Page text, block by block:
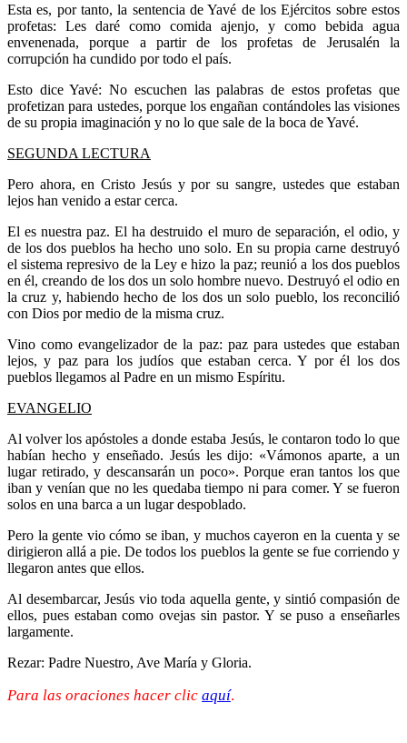
Esta es, por tanto, la sentencia de Yavé de los Ejércitos sobre estos
profetas: Les daré como comida ajenjo, y como bebida agua
envenenada, porque a partir de los profetas de Jerusalén la
corrupción ha cundido por todo el país.
Esto dice Yavé: No escuchen las palabras de estos profetas que
profetizan para ustedes, porque los engañan contándoles las visiones
de su propia imaginación y no lo que sale de la boca de Yavé.
SEGUNDA LECTURA
Pero ahora, en Cristo Jesús y por su sangre, ustedes que estaban
lejos han venido a estar cerca.
El es nuestra paz. El ha destruido el muro de separación, el odio, y
de los dos pueblos ha hecho uno solo. En su propia carne destruyó
el sistema represivo de la Ley e hizo la paz; reunió a los dos pueblos
en él, creando de los dos un solo hombre nuevo. Destruyó el odio en
la cruz y, habiendo hecho de los dos un solo pueblo, los reconcilió
con Dios por medio de la misma cruz.
Vino como evangelizador de la paz: paz para ustedes que estaban
lejos, y paz para los judíos que estaban cerca. Y por él los dos
pueblos llegamos al Padre en un mismo Espíritu.
EVANGELIO
Al volver los apóstoles a donde estaba Jesús, le contaron todo lo que
habían hecho y enseñado. Jesús les dijo: «Vámonos aparte, a un
lugar retirado, y descansarán un poco». Porque eran tantos los que
iban y venían que no les quedaba tiempo ni para comer. Y se fueron
solos en una barca a un lugar despoblado.
Pero la gente vio cómo se iban, y muchos cayeron en la cuenta y se
dirigieron allá a pie. De todos los pueblos la gente se fue corriendo y
llegaron antes que ellos.
Al desembarcar, Jesús vio toda aquella gente, y sintió compasión de
ellos, pues estaban como ovejas sin pastor. Y se puso a enseñarles
largamente.
Rezar: Padre Nuestro, Ave María y Gloria.
Para las oraciones hacer clic aquí.